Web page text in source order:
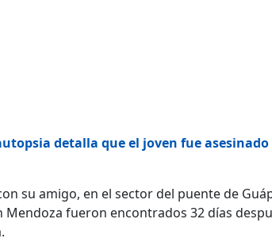
detalla que el joven fue asesinado
su amigo, en el sector del puente de
fueron encontrados 32 días